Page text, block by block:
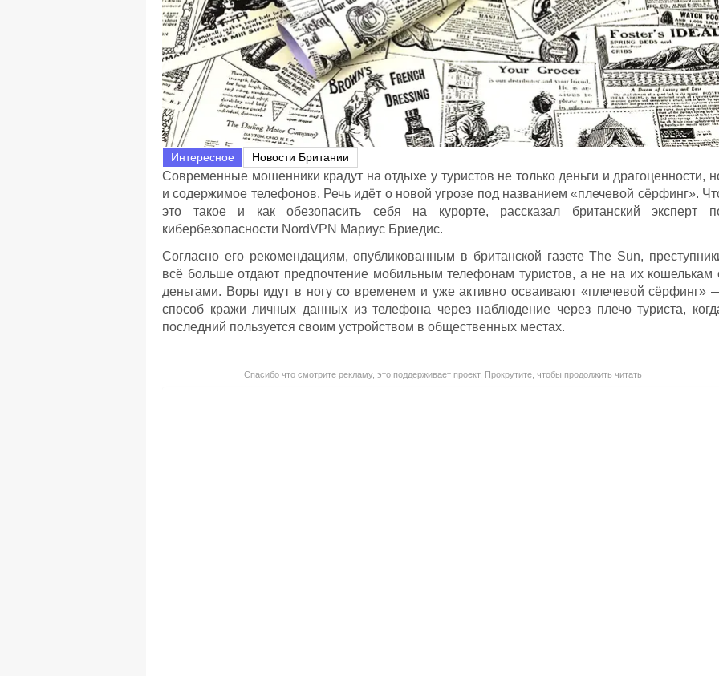
Интересное Новости Британии
Современные мошенники крадут на отдыхе у туристов не только деньги и драгоценности,
и содержимое телефонов. Речь идёт о новой угрозе под названием «плечевой сёрфинг».
это такое и как обезопасить себя на курорте, рассказал британский эксперт
кибербезопасности NordVPN Мариус Бриедис.
Согласно его рекомендациям, опубликованным в британской газете The Sun,
всё больше отдают предпочтение мобильным телефонам туристов, а не на их кошелькам
деньгами. Воры идут в ногу со временем и уже активно осваивают «плечевой сёрфинг»
способ кражи личных данных из телефона через наблюдение через плечо туриста,
последний пользуется своим устройством в общественных местах.
Спасибо что смотрите рекламу, это поддерживает проект. Прокрутите, чтобы продолжить читать